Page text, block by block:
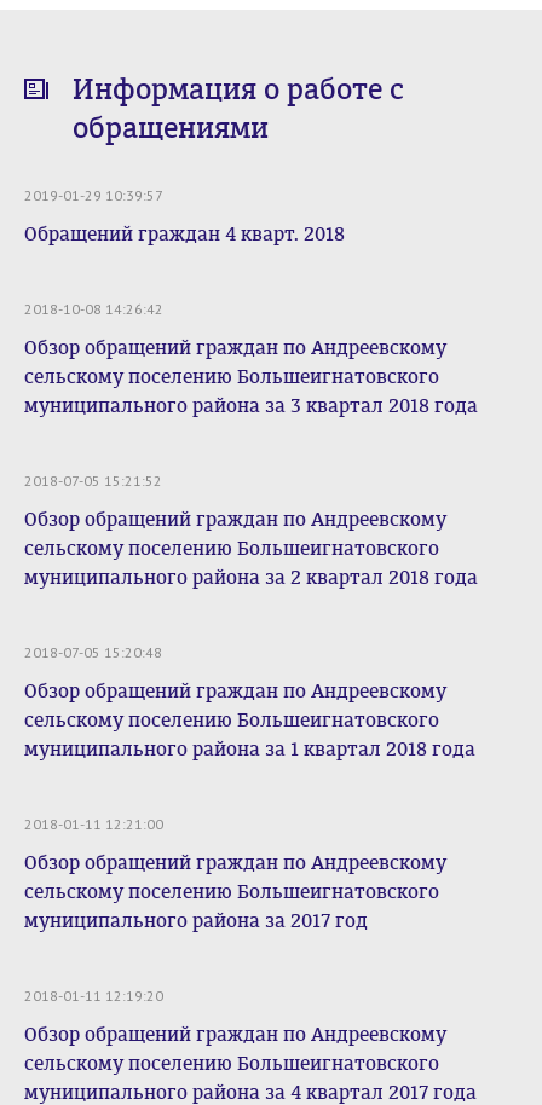
Информация о работе с
обращениями
2019-01-29 10:39:57
Обращений граждан 4 кварт. 2018
2018-10-08 14:26:42
Обзор обращений граждан по Андреевскому
сельскому поселению Большеигнатовского
муниципального района за 3 квартал 2018 года
2018-07-05 15:21:52
Обзор обращений граждан по Андреевскому
сельскому поселению Большеигнатовского
муниципального района за 2 квартал 2018 года
2018-07-05 15:20:48
Обзор обращений граждан по Андреевскому
сельскому поселению Большеигнатовского
муниципального района за 1 квартал 2018 года
2018-01-11 12:21:00
Обзор обращений граждан по Андреевскому
сельскому поселению Большеигнатовского
муниципального района за 2017 год
2018-01-11 12:19:20
Обзор обращений граждан по Андреевскому
сельскому поселению Большеигнатовского
муниципального района за 4 квартал 2017 года